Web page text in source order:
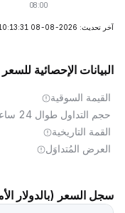
آخر تحديث: 2026-08-08 10:13:31
البيانات الإحصائية للسعر
القيمة السوقية
حجم التداول طوال 24 ساعة
القمة التاريخية
العرض المُتداوَل
سجل السعر (بالدولار